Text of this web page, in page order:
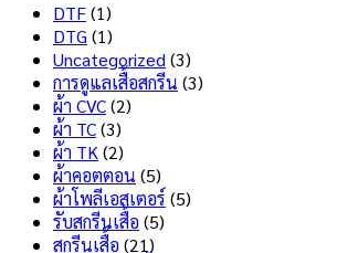
DTF(1)
DTG (1)
Uncategorized (3)
การดูแลเสื้อสกรีน (3)
ผ้า CVC(2)
ผ้า TC(3)
ผ้า TK (2)
ผ้าคอตตอน (5)
ผ้าโพลีเอสเตอร์ (5)
รับสกรีนเสื้อ (5)
สกรีนเสื้อ (21)